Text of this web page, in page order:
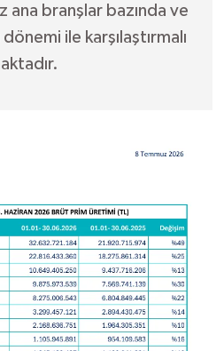
branşlar bazında ve
dönemi ile karşılaştırmalı